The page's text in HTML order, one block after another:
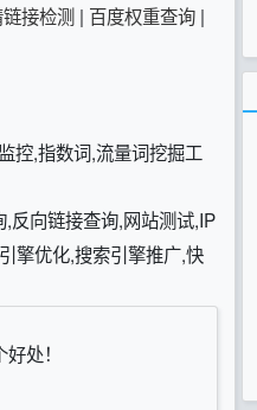
接检测 | 百度权重查询 |
控,指数词,流量词挖掘工
反向链接查询,网站测试,IP
擎优化,搜索引擎推广,快
处！